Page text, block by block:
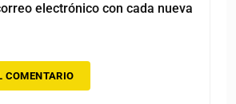
electrónico con cada nueva